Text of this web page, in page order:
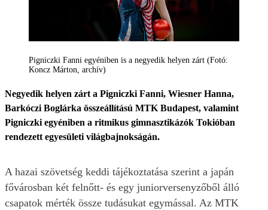
Pigniczki Fanni egyéniben is a negyedik helyen zárt (Fotó:
Koncz Márton, archív)
Negyedik helyen zárt a Pigniczki Fanni, Wiesner Hanna,
Barkóczi Boglárka összeállítású MTK Budapest, valamint
Pigniczki egyéniben a ritmikus gimnasztikázók Tokióban
rendezett egyesületi világbajnokságán.
A hazai szövetség keddi tájékoztatása szerint a japán
fővárosban két felnőtt- és egy juniorversenyzőből álló
csapatok mérték össze tudásukat egymással. Az MTK